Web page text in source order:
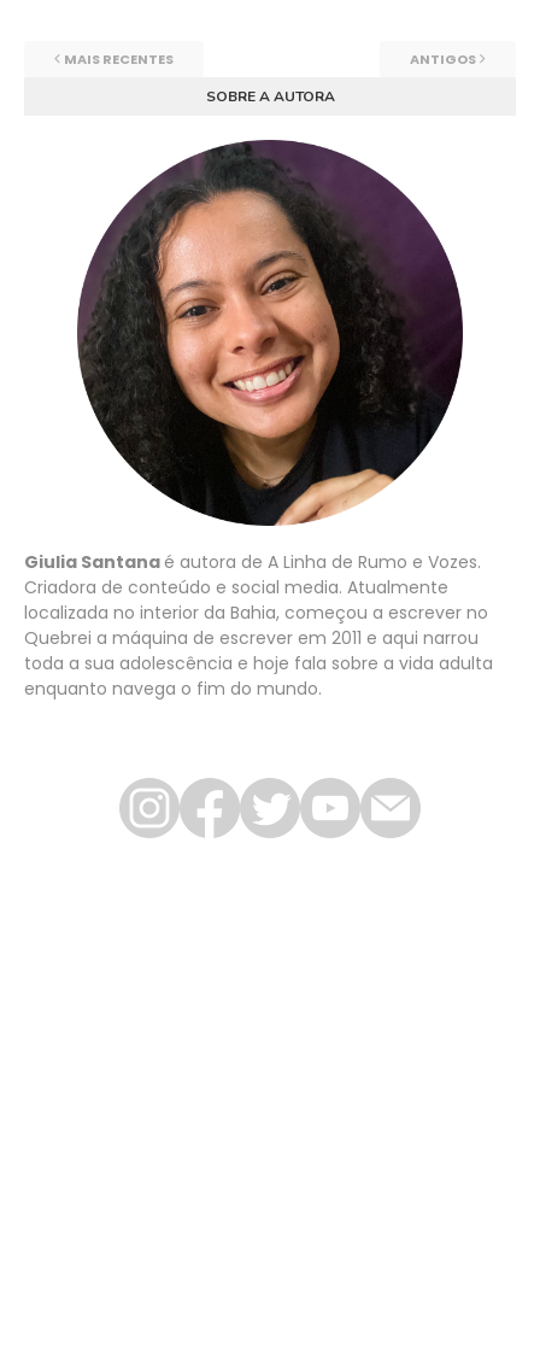
MAIS RECENTES
ANTIGOS
SOBRE A AUTORA
Giulia Santana é autora de A Linha de Rumo e Vozes.
Criadora de conteúdo e social media. Atualmente
localizada no interior da Bahia, começou a escrever no
Quebrei a máquina de escrever em 2011 e aqui narrou
toda a sua adolescência e hoje fala sobre a vida adulta
enquanto navega o fim do mundo.